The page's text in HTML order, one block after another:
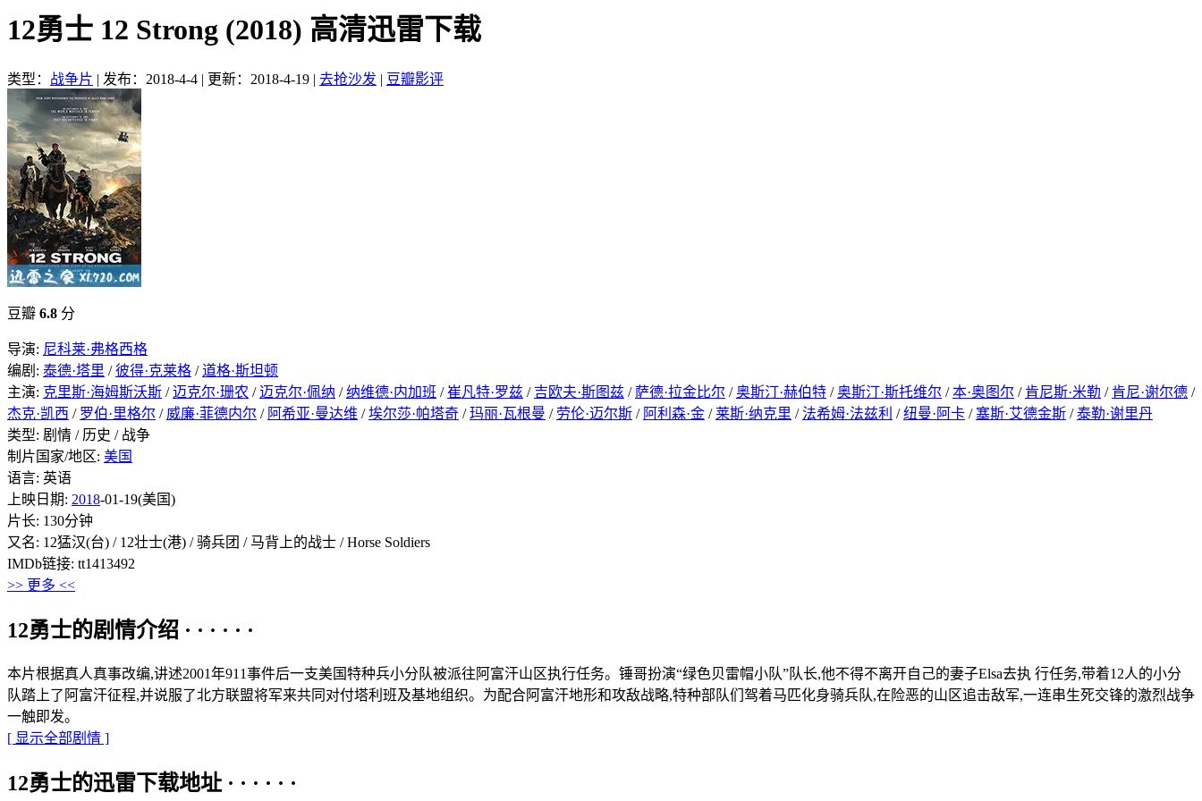
12勇士 12 Strong (2018) 高清迅雷下载
类型： 战争片 | 发布：2018-4-4 | 更新：2018-4-19 | 去抢沙发 | 豆瓣影评
豆瓣 6.8 分
导演: 尼科莱·弗格西格
编剧: 泰德·塔里 /彼得·克莱格 /道格·斯坦顿
主演: 克里斯·海姆斯沃斯 /迈克尔·珊农 /迈克尔·佩纳 /纳维德·内加班 /崔凡特·罗兹 / 吉欧夫·斯图兹 /萨德·拉金比尔 /奥斯汀·赫伯特 /奥斯汀·斯托维尔 /本·奥图尔 / 肯尼斯·米勒 / 肯尼·谢尔德 /
杰克·凯西 / 罗伯·里格尔 / 威廉·菲德内尔 / 阿希亚·曼达维 /埃尔莎·帕塔奇 /玛丽·瓦根曼 / 劳伦·迈尔斯 / 阿利森·金 /莱斯·纳克里 /法希姆·法兹利 /纽曼·阿卡 / 塞斯·艾德金斯 /泰勒·谢里丹
类型: 剧情 / 历史 / 战争
制片国家/地区: 美国
语言: 英语
上映日期: 2018-01-19(美国)
片长: 130分钟
又名: 12猛汉(台) / 12壮士(港) / 骑兵团 / 马背上的战士 / Horse Soldiers
IMDb链接: tt1413492
>> 更多 <<
12勇士的剧情介绍 · · · · · ·
本片根据真人真事改编,讲述2001年911事件后一支美国特种兵小分队被派往阿富汗山区执行任务。锤哥扮演“绿色贝雷帽小队”队长,他不得不离开自己的妻子Elsa去执 行任务,带着12人的小分
队踏上了阿富汗征程,并说服了北方联盟将军来共同对付塔利班及基地组织。为配合阿富汗地形和攻敌战略,特种部队们驾着马匹化身骑兵队,在险恶的山区追击敌军,一连串生死交锋的激烈战争
一触即发。
[ 显示全部剧情 ]
12勇士的迅雷下载地址 · · · · · ·